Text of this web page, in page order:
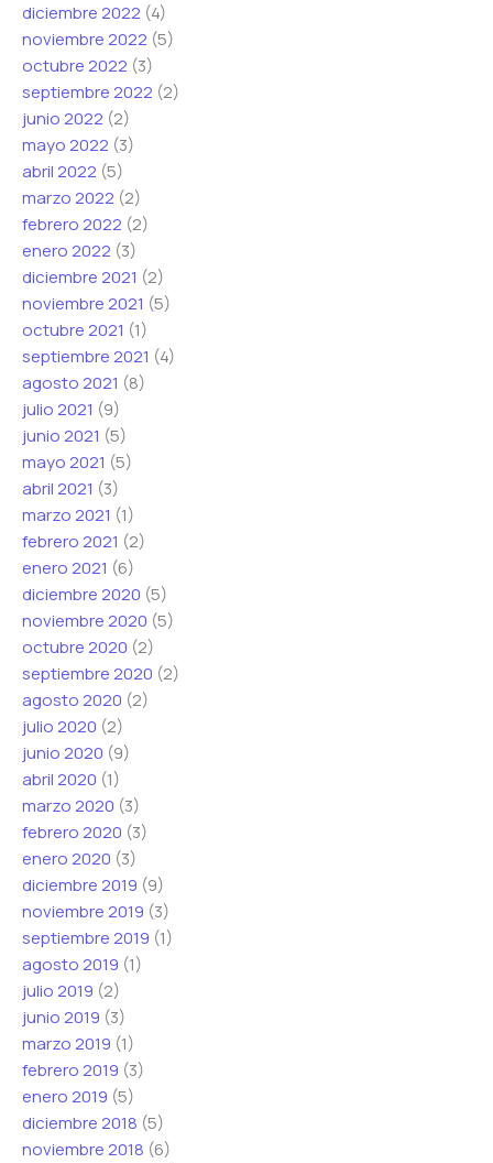
diciembre 2022 (4)
noviembre 2022 (5)
octubre 2022 (3)
septiembre 2022 (2)
junio 2022 (2)
mayo 2022 (3)
abril 2022 (5)
marzo 2022 (2)
febrero 2022 (2)
enero 2022 (3)
diciembre 2021 (2)
noviembre 2021 (5)
octubre 2021 (1)
septiembre 2021 (4)
agosto 2021 (8)
julio 2021 (9)
junio 2021 (5)
mayo 2021 (5)
abril 2021 (3)
marzo 2021 (1)
febrero 2021 (2)
enero 2021 (6)
diciembre 2020 (5)
noviembre 2020 (5)
octubre 2020 (2)
septiembre 2020 (2)
agosto 2020 (2)
julio 2020 (2)
junio 2020 (9)
abril 2020 (1)
marzo 2020 (3)
febrero 2020 (3)
enero 2020 (3)
diciembre 2019 (9)
noviembre 2019 (3)
septiembre 2019 (1)
agosto 2019 (1)
julio 2019 (2)
junio 2019 (3)
marzo 2019 (1)
febrero 2019 (3)
enero 2019 (5)
diciembre 2018 (5)
noviembre 2018 (6)